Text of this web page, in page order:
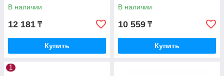
В наличии
12 181 ₸
Купить
В наличии
10 559 ₸
Купить
1